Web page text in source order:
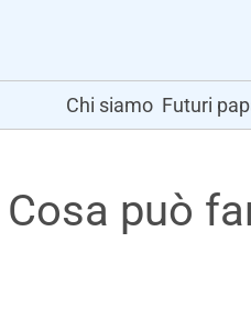
Chi siamo Futuri
può